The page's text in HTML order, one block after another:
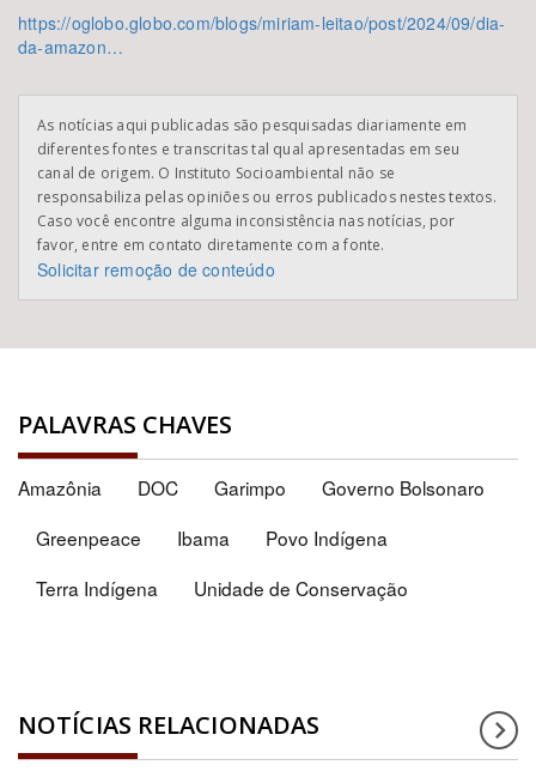
https://oglobo.globo.com/blogs/miriam-leitao/post/2024/09/dia-
da-amazon…
As notícias aqui publicadas são pesquisadas diariamente em
diferentes fontes e transcritas tal qual apresentadas em seu
canal de origem. O Instituto Socioambiental não se
responsabiliza pelas opiniões ou erros publicados nestes textos.
Caso você encontre alguma inconsistência nas notícias, por
favor, entre em contato diretamente com a fonte.
Solicitar remoção de conteúdo
PALAVRAS CHAVES
Amazônia DOC Garimpo
Governo Bolsonaro
Greenpeace
Ibama
Povo Indígena
Terra Indígena
Unidade de Conservação
NOTÍCIAS RELACIONADAS